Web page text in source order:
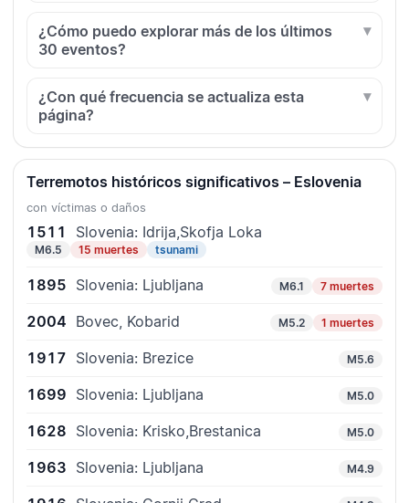
¿Cómo puedo explorar más de los últimos
30 eventos?
¿Con qué frecuencia se actualiza esta
página?
Terremotos históricos significativos – Eslovenia
con víctimas o daños
1511 Slovenia: Idrija,Skofja Loka
M6.5 15 muertes tsunami
1895 Slovenia: Ljubljana M6.1 7 muertes
2004 Bovec, Kobarid M5.2 1 muertes
1917 Slovenia: Brezice M5.6
1699 Slovenia: Ljubljana M5.0
1628 Slovenia: Krisko,Brestanica M5.0
1963 Slovenia: Ljubljana M4.9